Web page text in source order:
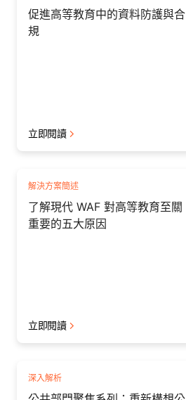
促進高等教育中的資料防護與合
規
立即閱讀
解決方案簡述
了解現代 WAF 對高等教育至關
重要的五大原因
立即閱讀
深入解析